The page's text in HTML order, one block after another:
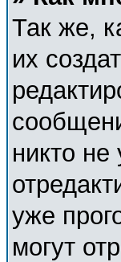
Так же,
их
никто
уже
могут